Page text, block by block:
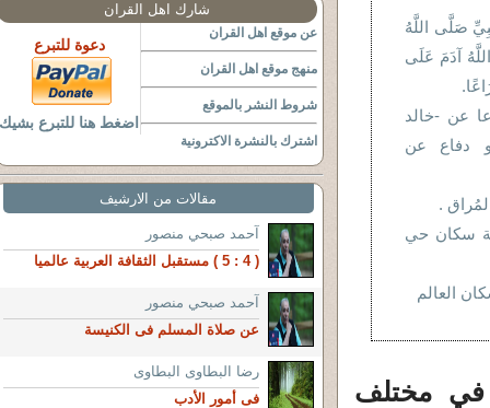
صَلَّى اللَّهُ
آدَمَ عَلَى
عن -خالد
دفاع عن
.
سكان حي
العالم
في مختلف
شارك اهل القران
عن موقع اهل القران
منهج موقع اهل القران
شروط النشر بالموقع
اشترك بالنشرة الاكترونية
دعوة للتبرع
اضغط هنا للتبرع بشيك
مقالات من الارشيف
آحمد صبحي منصور
( 4 : 5 ) مستقبل الثقافة العربية عالميا
آحمد صبحي منصور
عن صلاة المسلم فى الكنيسة
رضا البطاوى البطاوى
فى أمور الأدب